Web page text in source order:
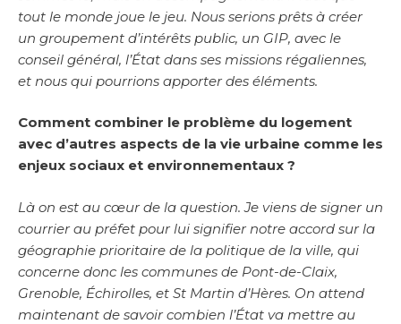
tout le monde joue le jeu. Nous serions prêts à créer
un groupement d’intérêts public, un GIP, avec le
conseil général, l’État dans ses missions régaliennes,
et nous qui pourrions apporter des éléments.
Comment combiner le problème du logement
avec d’autres aspects de la vie urbaine comme les
enjeux sociaux et environnementaux ?
Là on est au cœur de la question. Je viens de signer un
courrier au préfet pour lui signifier notre accord sur la
géographie prioritaire de la politique de la ville, qui
concerne donc les communes de Pont-de-Claix,
Grenoble, Échirolles, et St Martin d’Hères. On attend
maintenant de savoir combien l’État va mettre au